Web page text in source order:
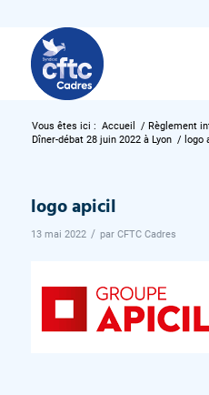
Vous êtes ici : Accueil / Règlement
Dîner-débat 28 juin 2022 à Lyon / logo
logo apicil
13 mai 2022 / par CFTC Cadres